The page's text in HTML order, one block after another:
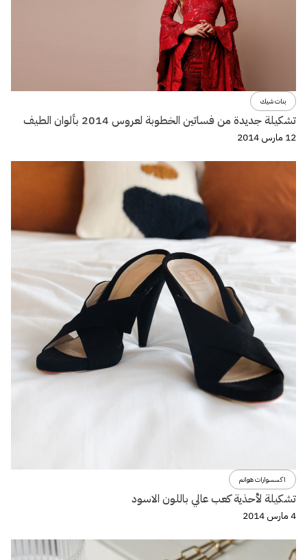
بنات شيك
تشكيلة جديدة من فساتين الخطوبة لعروس 2014 بألوان الطيف
12 مارس 2014
اكسسوارات هوانم
تشكيلة لأحذية كعب عالي باللون الاسود
4 مارس 2014